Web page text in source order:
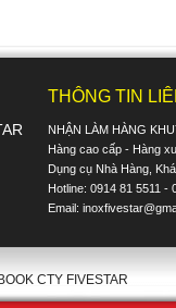
THÔNG TIN
NHẬN LÀM HÀNG
Hàng cao cấp - Hàng
Dụng cụ Nhà Hàng,
Hotline: 0914 81 5511 -
Email:
CTY FIVESTAR